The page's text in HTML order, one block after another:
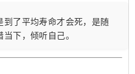
了平均寿命才会死，是随
下，倾听自己。